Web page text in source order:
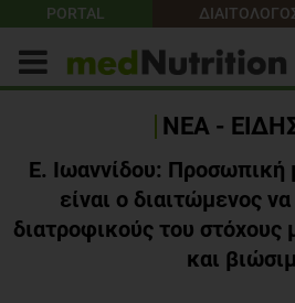
PORTAL
ΝΕΑ -
Ε. Ιωαννίδου: Προσωπική
είναι ο διαιτώμενος
διατροφικούς του
και